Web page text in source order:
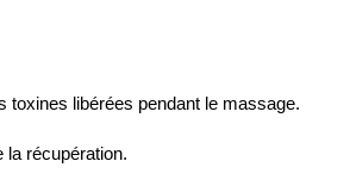
toxines libérées pendant le massage.
la récupération.